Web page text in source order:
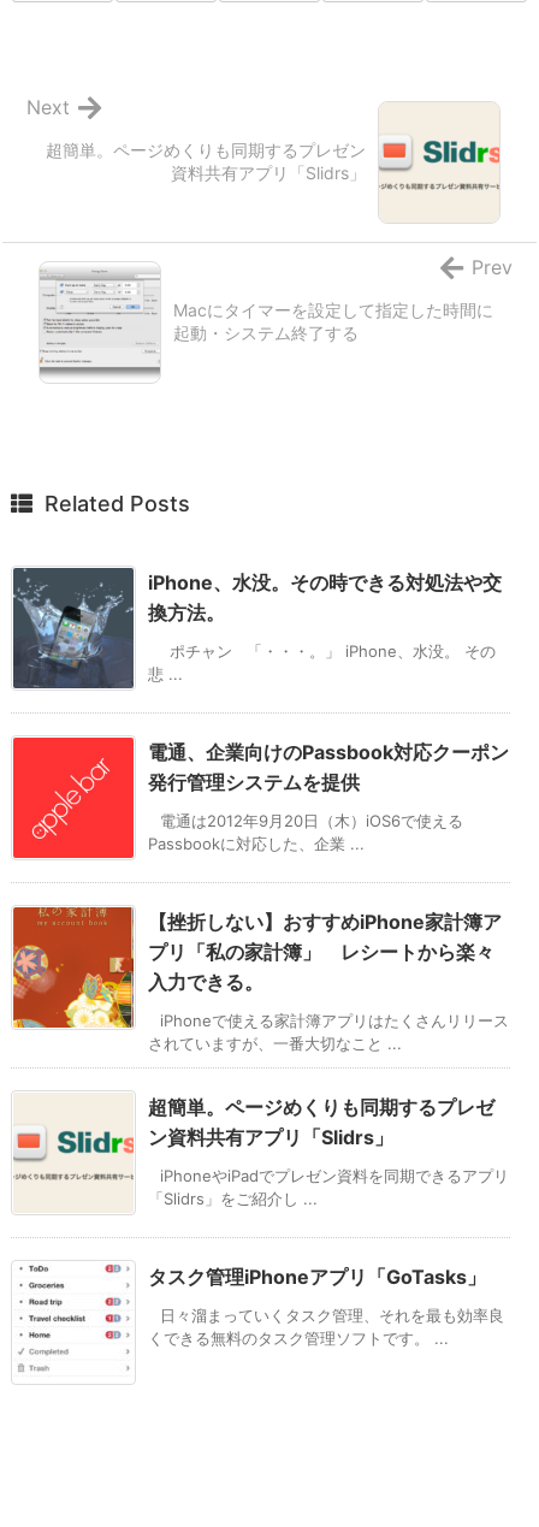
超簡単。ページめくりも同期するプレゼン
資料共有アプリ「Slidrs」
Next
Macにタイマーを設定して指定した時間に
起動・システム終了する
Prev
Related Posts
iPhone、水没。その時できる対処法や交
換方法。
ポチャン 「・・・。」 iPhone、水没。 その
悲 ...
電通、企業向けのPassbook対応クーポン
発行管理システムを提供
電通は2012年9月20日（木）iOS6で使える
Passbookに対応した、企業 ...
【挫折しない】おすすめiPhone家計簿ア
プリ「私の家計簿」 レシートから楽々
入力できる。
iPhoneで使える家計簿アプリはたくさんリリース
されていますが、一番大切なこと ...
超簡単。ページめくりも同期するプレゼ
ン資料共有アプリ「Slidrs」
iPhoneやiPadでプレゼン資料を同期できるアプリ
「Slidrs」をご紹介し ...
タスク管理iPhoneアプリ「GoTasks」
日々溜まっていくタスク管理、それを最も効率良
くできる無料のタスク管理ソフトです。 ...